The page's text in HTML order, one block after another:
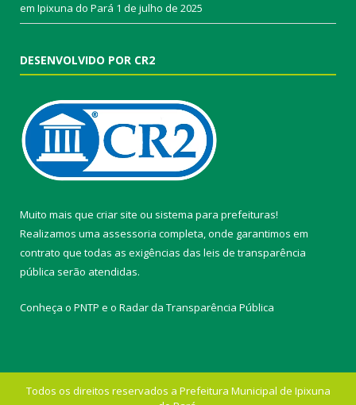
em Ipixuna do Pará 1 de julho de 2025
DESENVOLVIDO POR CR2
Muito mais que criar site ou sistema para prefeituras!
Realizamos uma assessoria completa, onde garantimos em
contrato que todas as exigências das leis de transparência
pública serão atendidas.
Conheça o PNTP e o Radar da Transparência Pública
Todos os direitos reservados a Prefeitura Municipal de Ipixuna